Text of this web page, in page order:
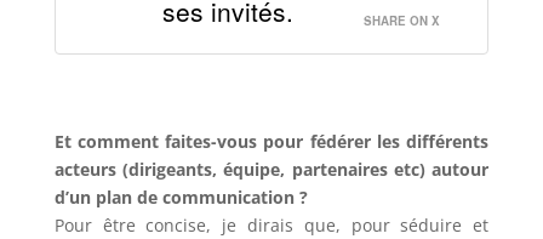
ses invités.
SHARE ON X
Et comment faites-vous pour fédérer les différents
acteurs (dirigeants, équipe, partenaires etc) autour
d’un plan de communication ?
Pour être concise, je dirais que, pour séduire et